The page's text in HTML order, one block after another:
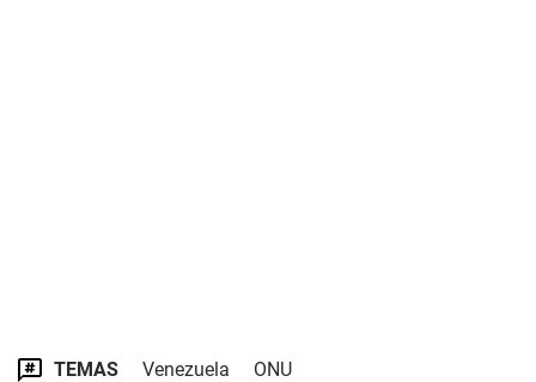
TEMAS Venezuela ONU